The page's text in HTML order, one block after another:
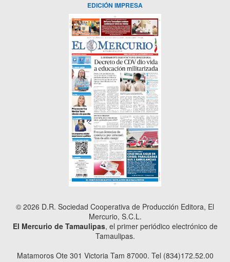
EDICIÓN IMPRESA
© 2026 D.R. Sociedad Cooperativa de Producción Editora, El
Mercurio, S.C.L.
El Mercurio de Tamaulipas, el primer periódico electrónico de
Tamaulipas.
Matamoros Ote 301 Victoria Tam 87000. Tel (834)172.52.00